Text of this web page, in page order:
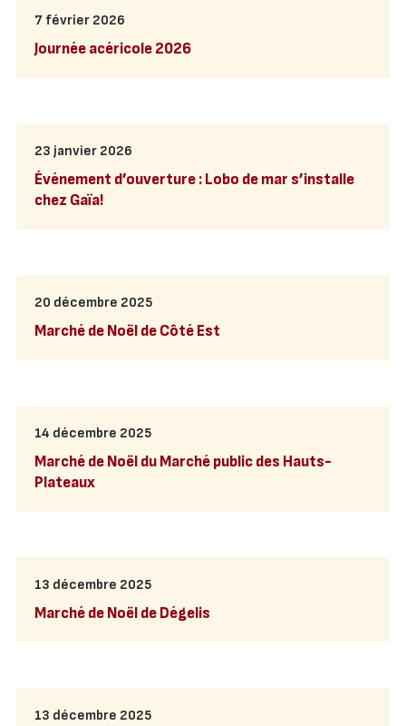
7 février 2026
Journée acéricole 2026
23 janvier 2026
Événement d’ouverture : Lobo de mar s’installe
chez Gaïa!
20 décembre 2025
Marché de Noël de Côté Est
14 décembre 2025
Marché de Noël du Marché public des Hauts-
Plateaux
13 décembre 2025
Marché de Noël de Dégelis
13 décembre 2025